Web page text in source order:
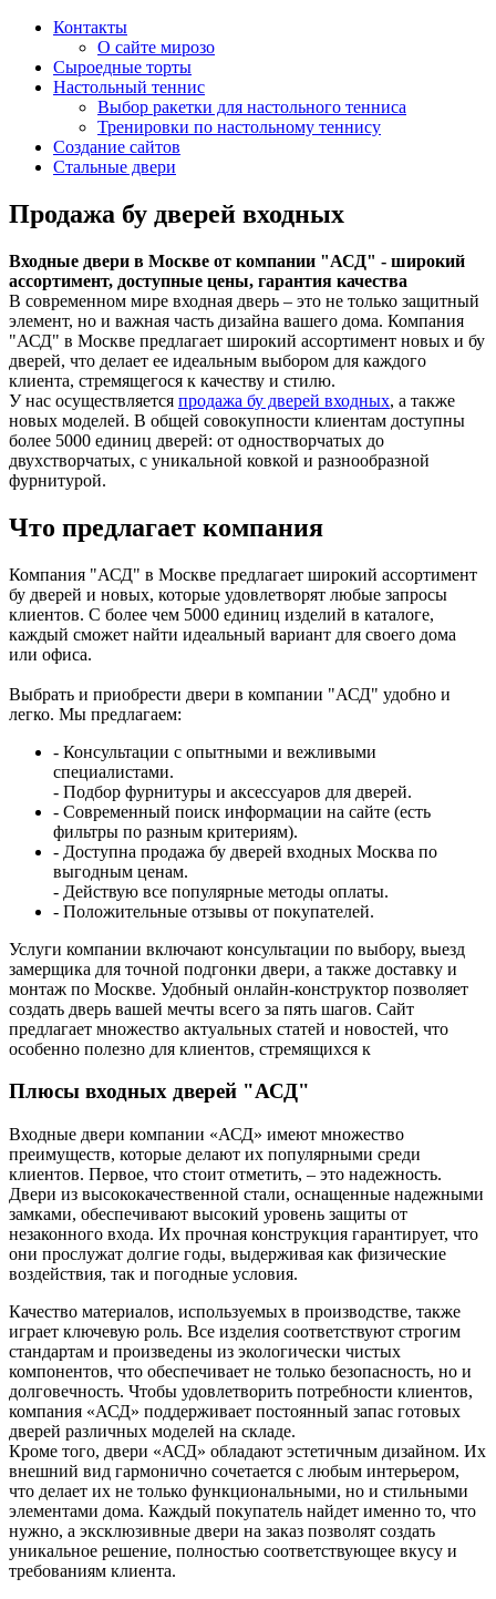
Контакты
О сайте мирозо
Сыроедные торты
Настольный теннис
Выбор ракетки для настольного тенниса
Тренировки по настольному теннису
Создание сайтов
Стальные двери
Продажа бу дверей входных
Входные двери в Москве от компании "АСД" - широкий
ассортимент, доступные цены, гарантия качества
В современном мире входная дверь – это не только защитный
элемент, но и важная часть дизайна вашего дома. Компания
"АСД" в Москве предлагает широкий ассортимент новых и бу
дверей, что делает ее идеальным выбором для каждого
клиента, стремящегося к качеству и стилю.
У нас осуществляется продажа бу дверей входных, а также
новых моделей. В общей совокупности клиентам доступны
более 5000 единиц дверей: от одностворчатых до
двухстворчатых, с уникальной ковкой и разнообразной
фурнитурой.
Что предлагает компания
Компания "АСД" в Москве предлагает широкий ассортимент
бу дверей и новых, которые удовлетворят любые запросы
клиентов. С более чем 5000 единиц изделий в каталоге,
каждый сможет найти идеальный вариант для своего дома
или офиса.
Выбрать и приобрести двери в компании "АСД" удобно и
легко. Мы предлагаем:
- Консультации с опытными и вежливыми
специалистами.
- Подбор фурнитуры и аксессуаров для дверей.
- Современный поиск информации на сайте (есть
фильтры по разным критериям).
- Доступна продажа бу дверей входных Москва по
выгодным ценам.
- Действую все популярные методы оплаты.
- Положительные отзывы от покупателей.
Услуги компании включают консультации по выбору, выезд
замерщика для точной подгонки двери, а также доставку и
монтаж по Москве. Удобный онлайн-конструктор позволяет
создать дверь вашей мечты всего за пять шагов. Сайт
предлагает множество актуальных статей и новостей, что
особенно полезно для клиентов, стремящихся к
Плюсы входных дверей "АСД"
Входные двери компании «АСД» имеют множество
преимуществ, которые делают их популярными среди
клиентов. Первое, что стоит отметить, – это надежность.
Двери из высококачественной стали, оснащенные надежными
замками, обеспечивают высокий уровень защиты от
незаконного входа. Их прочная конструкция гарантирует, что
они прослужат долгие годы, выдерживая как физические
воздействия, так и погодные условия.
Качество материалов, используемых в производстве, также
играет ключевую роль. Все изделия соответствуют строгим
стандартам и произведены из экологически чистых
компонентов, что обеспечивает не только безопасность, но и
долговечность. Чтобы удовлетворить потребности клиентов,
компания «АСД» поддерживает постоянный запас готовых
дверей различных моделей на складе.
Кроме того, двери «АСД» обладают эстетичным дизайном. Их
внешний вид гармонично сочетается с любым интерьером,
что делает их не только функциональными, но и стильными
элементами дома. Каждый покупатель найдет именно то, что
нужно, а эксклюзивные двери на заказ позволят создать
уникальное решение, полностью соответствующее вкусу и
требованиям клиента.